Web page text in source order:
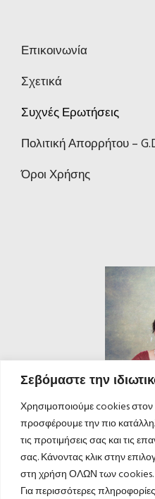
Σεβόμαστε την
Χρησιμοποιούμε cookies
προσφέρουμε την πιο
τις προτιμήσεις σας και τις
σας. Κάνοντας κλικ στην
στη χρήση ΟΛΩΝ των cookies.
Για περισσότερες
Επικοινωνία
Σχετικά
Συχνές Ερωτήσεις
Πολιτική Απορρήτου –
Όροι Χρήσης